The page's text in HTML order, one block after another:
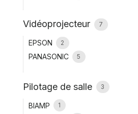
Vidéoprojecteur 7
EPSON 2
PANASONIC 5
Pilotage de salle 3
BIAMP 1